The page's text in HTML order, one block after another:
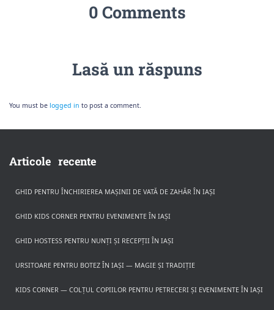
0 Comments
Lasă un răspuns
You must be logged in to post a comment.
Articole recente
GHID PENTRU ÎNCHIRIEREA MAȘINII DE VATĂ DE ZAHĂR ÎN IAȘI
GHID KIDS CORNER PENTRU EVENIMENTE ÎN IAȘI
GHID HOSTESS PENTRU NUNȚI ȘI RECEPȚII ÎN IAȘI
URSITOARE PENTRU BOTEZ ÎN IAȘI — MAGIE ȘI TRADIȚIE
KIDS CORNER — COLȚUL COPIILOR PENTRU PETRECERI ȘI EVENIMENTE ÎN IAȘI